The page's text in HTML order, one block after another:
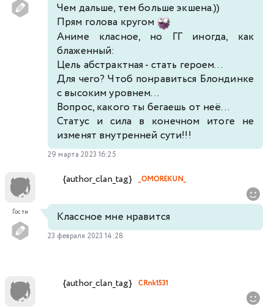
Чем дальше, тем больше экшена.))
Прям голова кругом
Аниме класное, но ГГ иногда, как
блаженный:
Цель абстрактная - стать героем...
Для чего? Чтоб понравиться Блондинке
с высоким уровнем...
Вопрос, какого ты бегаешь от неё...
Статус и сила в конечном итоге не
изменят внутренней сути!!!
29 марта 2023 16:25
Гости
{author_clan_tag} _OMOREKUN_
Классное мне нравится
23 февраля 2023 14:28
{author_clan_tag} CRnk1531